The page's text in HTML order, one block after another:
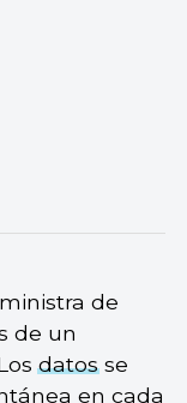
de
de un
datosse
en cada